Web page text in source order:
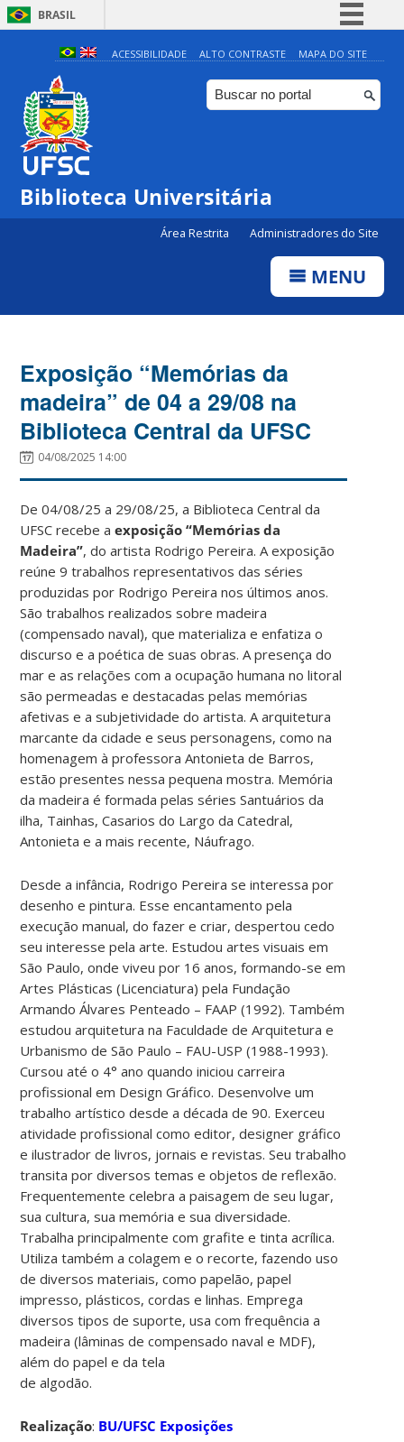
BRASIL
Simplifique!
Comunica BR
Participe
Canais
ACESSIBILIDADE ALTO CONTRASTE MAPA DO SITE
Biblioteca Universitária
Área Restrita Administradores do Site
MENU
Exposição “Memórias da
madeira” de 04 a 29/08 na
Biblioteca Central da UFSC
04/08/2025 14:00
De 04/08/25 a 29/08/25, a Biblioteca Central da
UFSC recebe aexposição “Memórias da
Madeira”, do artista Rodrigo Pereira. A exposição
reúne 9 trabalhos representativos das séries
produzidas por Rodrigo Pereira nos últimos anos.
São trabalhos realizados sobre madeira
(compensado naval), que materializa e enfatiza o
discurso e a poética de suas obras. A presença do
mar e as relações com a ocupação humana no litoral
são permeadas e destacadas pelas memórias
afetivas e a subjetividade do artista. A arquitetura
marcante da cidade e seus personagens, como na
homenagem à professora Antonieta de Barros,
estão presentes nessa pequena mostra. Memória
da madeira é formada pelas séries Santuários da
ilha, Tainhas, Casarios do Largo da Catedral,
Antonieta e a mais recente, Náufrago.
Desde a infância, Rodrigo Pereira se interessa por
desenho e pintura. Esse encantamento pela
execução manual, do fazer e criar, despertou cedo
seu interesse pela arte. Estudou artes visuais em
São Paulo, onde viveu por 16 anos, formando-se em
Artes Plásticas (Licenciatura) pela Fundação
Armando Álvares Penteado – FAAP (1992). Também
estudou arquitetura na Faculdade de Arquitetura e
Urbanismo de São Paulo – FAU-USP (1988-1993).
Cursou até o 4° ano quando iniciou carreira
profissional em Design Gráfico. Desenvolve um
trabalho artístico desde a década de 90. Exerceu
atividade profissional como editor, designer gráfico
e ilustrador de livros, jornais e revistas. Seu trabalho
transita por diversos temas e objetos de reflexão.
Frequentemente celebra a paisagem de seu lugar,
sua cultura, sua memória e sua diversidade.
Trabalha principalmente com grafite e tinta acrílica.
Utiliza também a colagem e o recorte, fazendo uso
de diversos materiais, como papelão, papel
impresso, plásticos, cordas e linhas. Emprega
diversos tipos de suporte, usa com frequência a
madeira (lâminas de compensado naval e MDF),
além do papel e da tela
de algodão.
Realização: BU/UFSC Exposições